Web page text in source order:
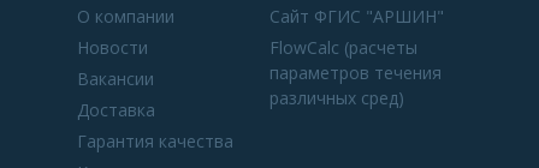
О компании
Новости
Вакансии
Доставка
Гарантия качества
Сайт ФГИС "АРШИН"
FlowCalc (расчеты
параметров течения
различных сред)